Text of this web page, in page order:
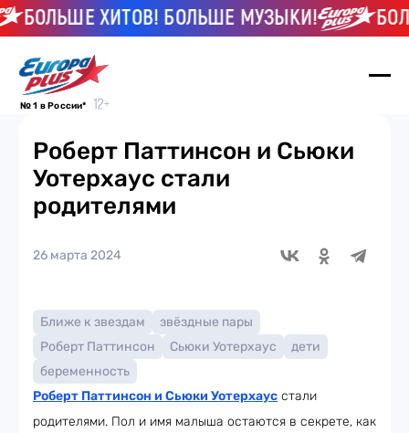
БОЛЬШЕ ХИТОВ! БОЛЬШЕ МУЗЫКИ!
№ 1 в России*
Роберт Паттинсон и Сьюки
Уотерхаус стали
родителями
26 марта 2024
Ближе к звездам
звёздные пары
Роберт Паттинсон
Сьюки Уотерхаус
дети
беременность
Роберт Паттинсон и Сьюки Уотерхаус стали
родителями. Пол и имя малыша остаются в секрете, как